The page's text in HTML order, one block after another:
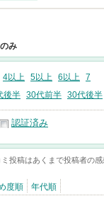
み
4以上 5以上 6以上
7
後半 30代前半 30代後半
認証済み
投稿はあくまで投稿者の
度順 年代順